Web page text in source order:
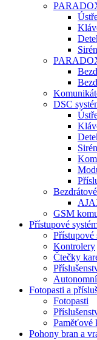
DSC
GSM
Přístupové
Přístupové
Kontrolery
Čtečky
Fotopasti a
Fotopasti
Paměťové
Pohony bran a